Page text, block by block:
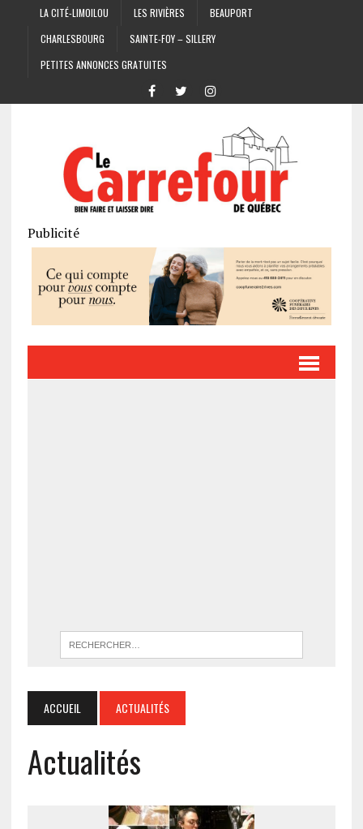
LA CITÉ-LIMOILOU LES RIVIÈRES
BEAUPORT
CHARLESBOURG
SAINTE-FOY – SILLERY
PETITES ANNONCES GRATUITES
Publicité
ACCUEIL ACTUALITÉS
Actualités